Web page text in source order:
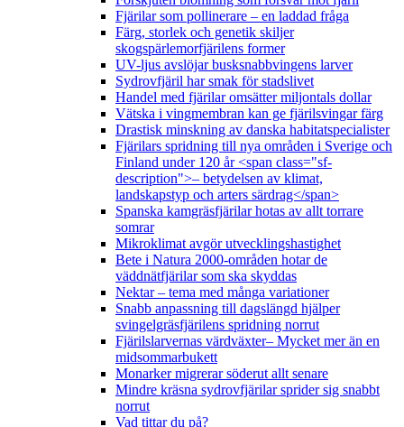
Fjärilar som pollinerare – en laddad fråga
Färg, storlek och genetik skiljer
skogspärlemorfjärilens former
UV-ljus avslöjar busksnabbvingens larver
Sydrovfjäril har smak för stadslivet
Handel med fjärilar omsätter miljontals dollar
Vätska i vingmembran kan ge fjärilsvingar färg
Drastisk minskning av danska habitatspecialister
Fjärilars spridning till nya områden i Sverige och
Finland under 120 år <span class="sf-
description">– betydelsen av klimat,
landskapstyp och arters särdrag</span>
Spanska kamgräsfjärilar hotas av allt torrare
somrar
Mikroklimat avgör utvecklingshastighet
Bete i Natura 2000-områden hotar de
väddnätfjärilar som ska skyddas
Nektar – tema med många variationer
Snabb anpassning till dagslängd hjälper
svingelgräsfjärilens spridning norrut
Fjärilslarvernas värdväxter– Mycket mer än en
midsommarbukett
Monarker migrerar söderut allt senare
Mindre kräsna sydrovfjärilar sprider sig snabbt
norrut
Vad tittar du på?